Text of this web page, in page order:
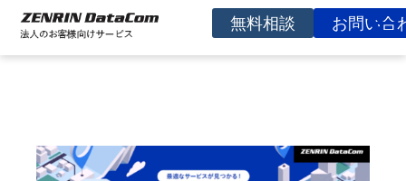
無料相談 お問い合
コラム